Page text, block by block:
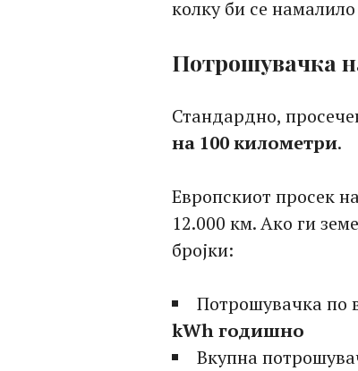
колку би се
Потрошувачка
Стандардно,
на 100 километри.
Европскиот просек
12.000 км. Ако ги
бројки:
Потрошувачка по
kWh годишно
Вкупна